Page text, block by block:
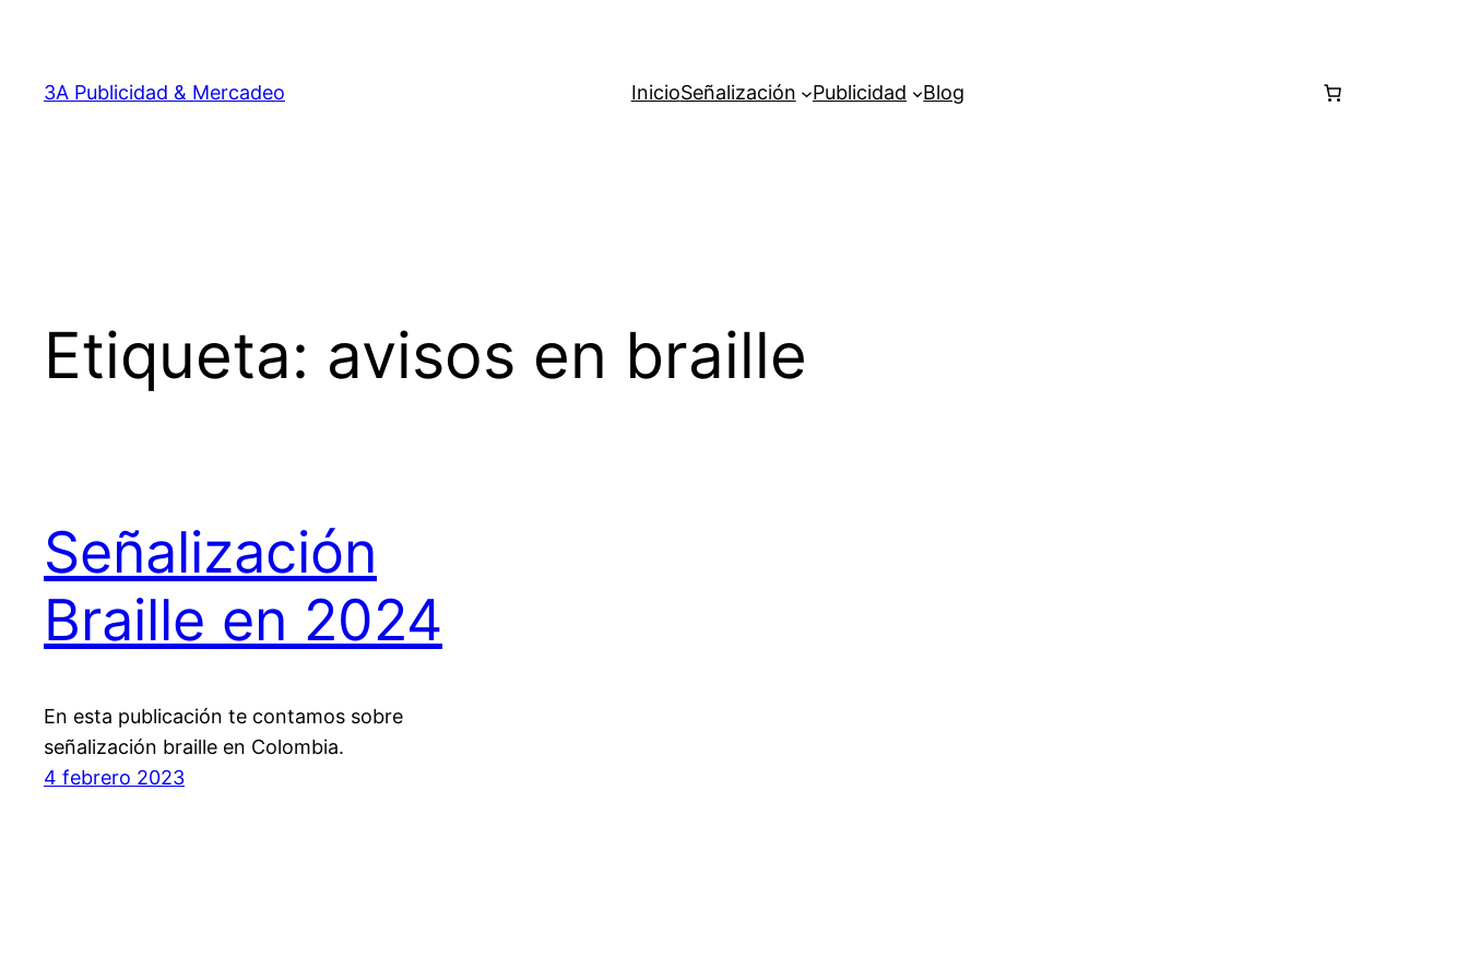
contenido
3A Publicidad & Mercadeo InicioSeñalización Publicidad Blog
Etiqueta: avisos en braille
Señalización
Braille en 2024
En esta publicación te contamos sobre
señalización braille en Colombia.
4 febrero 2023